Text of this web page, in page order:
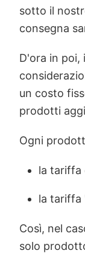
sotto il
consegna
D'ora in poi,
un costo
prodotti
Ogni
la tariffa
la tariffa
Così, nel
solo